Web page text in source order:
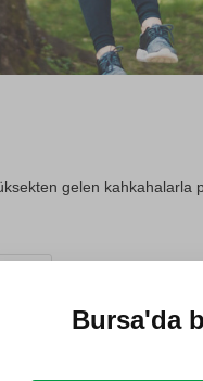
gelen kahkahalarla
Bursa'da